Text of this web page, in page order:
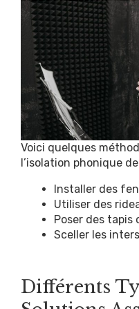
Voici quelques
l’isolation phonique
Installer des
Utiliser des
Poser des tapis
Sceller les
Différents